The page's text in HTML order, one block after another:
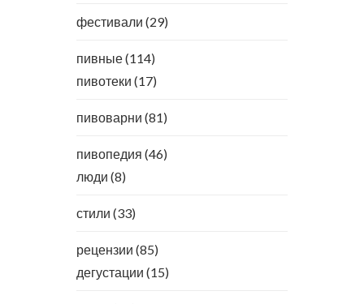
фестивали (29)
пивные(114)
пивотеки (17)
пивоварни (81)
пивопедия (46)
люди (8)
стили (33)
рецензии (85)
дегустации (15)